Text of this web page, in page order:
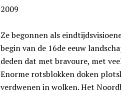
2009
Ze begonnen als
begin van de 16de eeuw
deden dat met bravoure, met
Enorme rotsblokken doken
verdwenen in wolken. Het